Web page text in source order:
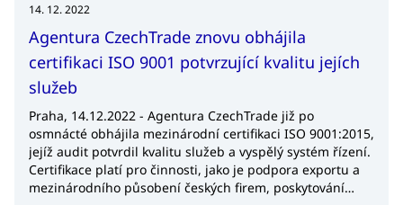
14. 12. 2022
Agentura CzechTrade znovu obhájila
certifikaci ISO 9001 potvrzující kvalitu jejích
služeb
Praha, 14.12.2022 - Agentura CzechTrade již po
osmnácté obhájila mezinárodní certifikaci ISO 9001:2015,
jejíž audit potvrdil kvalitu služeb a vyspělý systém řízení.
Certifikace platí pro činnosti, jako je podpora exportu a
mezinárodního působení českých firem, poskytování